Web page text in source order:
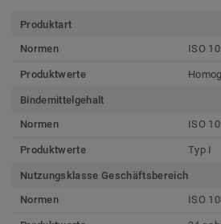
Produktart
Normen
ISO
Produktwerte
Bindemittelgehalt
Normen
ISO
Produktwerte Typ I
Nutzungsklasse Geschäftsbereich
Normen
ISO